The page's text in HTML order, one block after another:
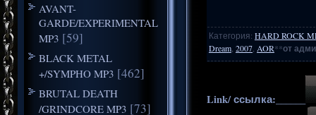
AVANT-
GARDE/EXPERIMENTAL
MP3 [59]
BLACK METAL
+/SYMPHO MP3 [462]
BRUTAL DEATH
/GRINDCORE MP3 [73]
Категория: HARD ROCK
Dream 2007 AOR**от
Link/ ссылка:______